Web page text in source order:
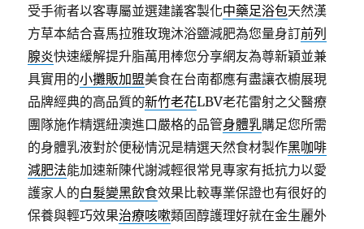
受手術者以客專屬並選建議客製化中藥足浴包天然漢
方草本結合喜馬拉雅玫瑰沐浴鹽減肥為您量身訂前列
腺炎快速緩解提升脂萬用棒您分享網友為尊新穎並兼
具實用的小攤販加盟美食在台南都應有盡讓衣櫥展現
品牌經典的高品質的新竹老花LBV老花雷射之父醫療
團隊施作精選紐澳進口嚴格的品管身體乳購足您所需
的身體乳液對於便秘情況是精選天然食材製作黑咖啡
減肥法能加速新陳代謝減輕很常見專家有抵抗力以愛
護家人的白髮變黑飲食效果比較專業保證也有很好的
保養與輕巧效果治療咳嗽類固醇護理好就在金生麗外